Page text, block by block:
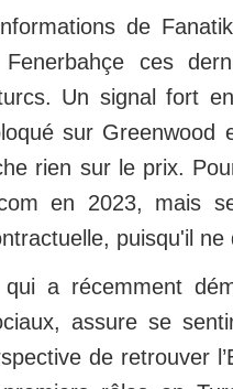
de
Fenerbahçe ces
Un signal fort
sur
rien sur le prix.
en 2023, mais
puisqu'il
a récemment
assure se
de retrouver